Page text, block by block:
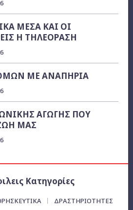
ΜΕΣΑ ΚΑΙ ΟΙ
Η ΤΗΛΕΟΡΑΣΗ
ΜΕ ΑΝΑΠΗΡΙΑ
ΑΓΩΓΗΣ ΠΟΥ
ΜΑΣ
Κατηγορίες
ΔΡΑΣΤΗΡΙΟΤΗΤΕΣ